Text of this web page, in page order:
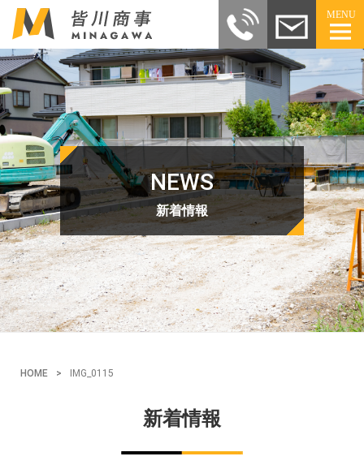
MENU
NEWS
新着情報
HOME > IMG_0115
新着情報